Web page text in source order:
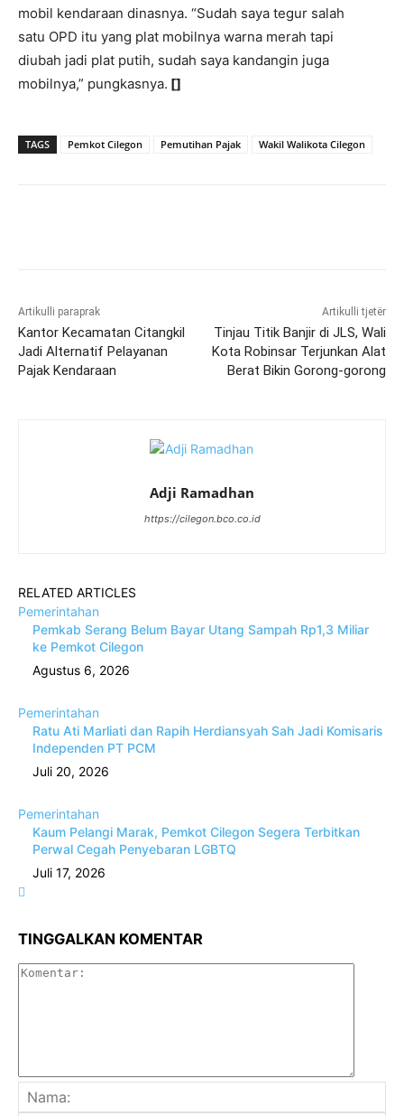
mobil kendaraan dinasnya. “Sudah saya tegur salah
satu OPD itu yang plat mobilnya warna merah tapi
diubah jadi plat putih, sudah saya kandangin juga
mobilnya,” pungkasnya. []
TAGS Pemkot Cilegon Pemutihan Pajak Wakil Walikota Cilegon
Artikulli paraprak
Kantor Kecamatan Citangkil
Jadi Alternatif Pelayanan
Pajak Kendaraan
Artikulli tjetër
Tinjau Titik Banjir di JLS, Wali
Kota Robinsar Terjunkan Alat
Berat Bikin Gorong-gorong
Adji Ramadhan
https://cilegon.bco.co.id
RELATED ARTICLES
Pemerintahan
Pemkab Serang Belum Bayar Utang Sampah Rp1,3 Miliar
ke Pemkot Cilegon
Agustus 6, 2026
Pemerintahan
Ratu Ati Marliati dan Rapih Herdiansyah Sah Jadi Komisaris
Independen PT PCM
Juli 20, 2026
Pemerintahan
Kaum Pelangi Marak, Pemkot Cilegon Segera Terbitkan
Perwal Cegah Penyebaran LGBTQ
Juli 17, 2026
TINGGALKAN KOMENTAR